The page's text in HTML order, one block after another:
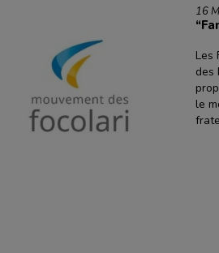
16
Les
des
le